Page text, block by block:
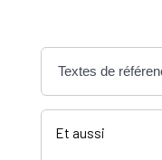
Textes de
Et aussi